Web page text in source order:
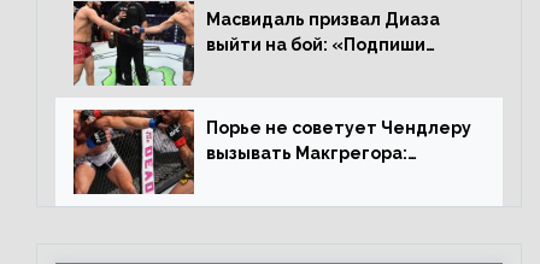
Масвидаль призвал Диаза
выйти на бой: «Подпиши
повторим»
Порье не советует Чендлеру
вызывать Макгрегора:
каждом бою, а Конор умеет